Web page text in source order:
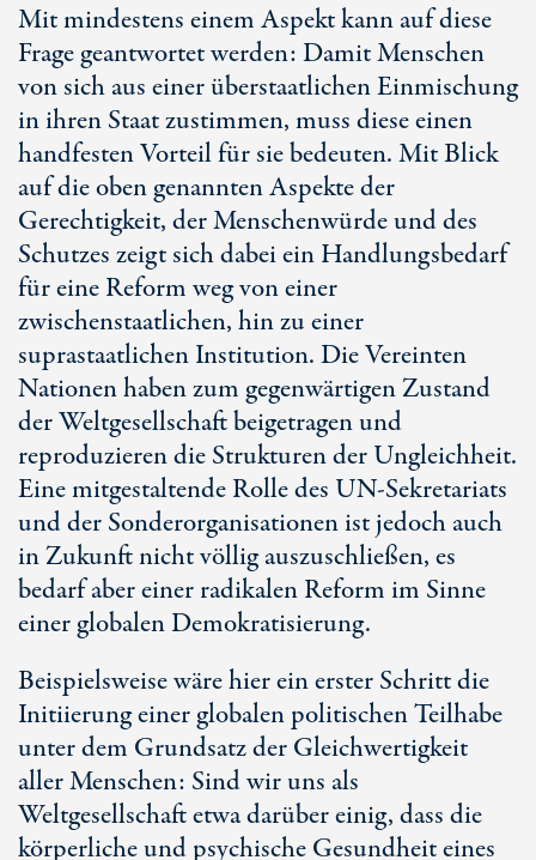
Mit mindestens einem Aspekt kann auf diese
Frage geantwortet werden: Damit Menschen
von sich aus einer überstaatlichen Einmischung
in ihren Staat zustimmen, muss diese einen
handfesten Vorteil für sie bedeuten. Mit Blick
auf die oben genannten Aspekte der
Gerechtigkeit, der Menschenwürde und des
Schutzes zeigt sich dabei ein Handlungsbedarf
für eine Reform weg von einer
zwischenstaatlichen, hin zu einer
suprastaatlichen Institution. Die Vereinten
Nationen haben zum gegenwärtigen Zustand
der Weltgesellschaft beigetragen und
reproduzieren die Strukturen der Ungleichheit.
Eine mitgestaltende Rolle des UN-Sekretariats
und der Sonderorganisationen ist jedoch auch
in Zukunft nicht völlig auszuschließen, es
bedarf aber einer radikalen Reform im Sinne
einer globalen Demokratisierung.
Beispielsweise wäre hier ein erster Schritt die
Initiierung einer globalen politischen Teilhabe
unter dem Grundsatz der Gleichwertigkeit
aller Menschen: Sind wir uns als
Weltgesellschaft etwa darüber einig, dass die
körperliche und psychische Gesundheit eines